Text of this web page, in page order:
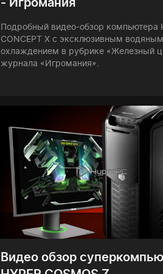
Подробный видео-обзор компьютера
CONCEPT X с эксклюзивным водяным
охлаждением в рубрике «Железный
журнала «Игромания».
Видео обзор